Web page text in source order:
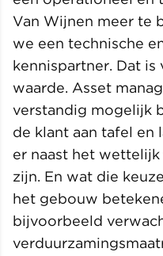
Van Wijnen meer te
we een technische
kennispartner. Dat
waarde. Asset
verstandig mogelijk
de klant aan tafel en
er naast het
zijn. En wat die
het gebouw
bijvoorbeeld